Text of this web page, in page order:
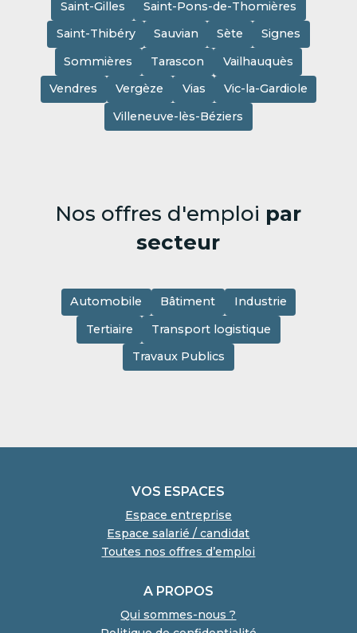
Saint-Gilles
Saint-Pons-de-Thomières
Saint-Thibéry
Sauvian Sète
Signes
Sommières
Tarascon
Vailhauquès
Vendres
Vergèze Vias
Vic-la-Gardiole
Villeneuve-lès-Béziers
Nos offres d'emploi par
secteur
Automobile Bâtiment
Industrie
Tertiaire
Transport logistique
Travaux Publics
VOS ESPACES
Espace entreprise
Espace salarié / candidat
Toutes nos offres d’emploi
A PROPOS
Qui sommes-nous ?